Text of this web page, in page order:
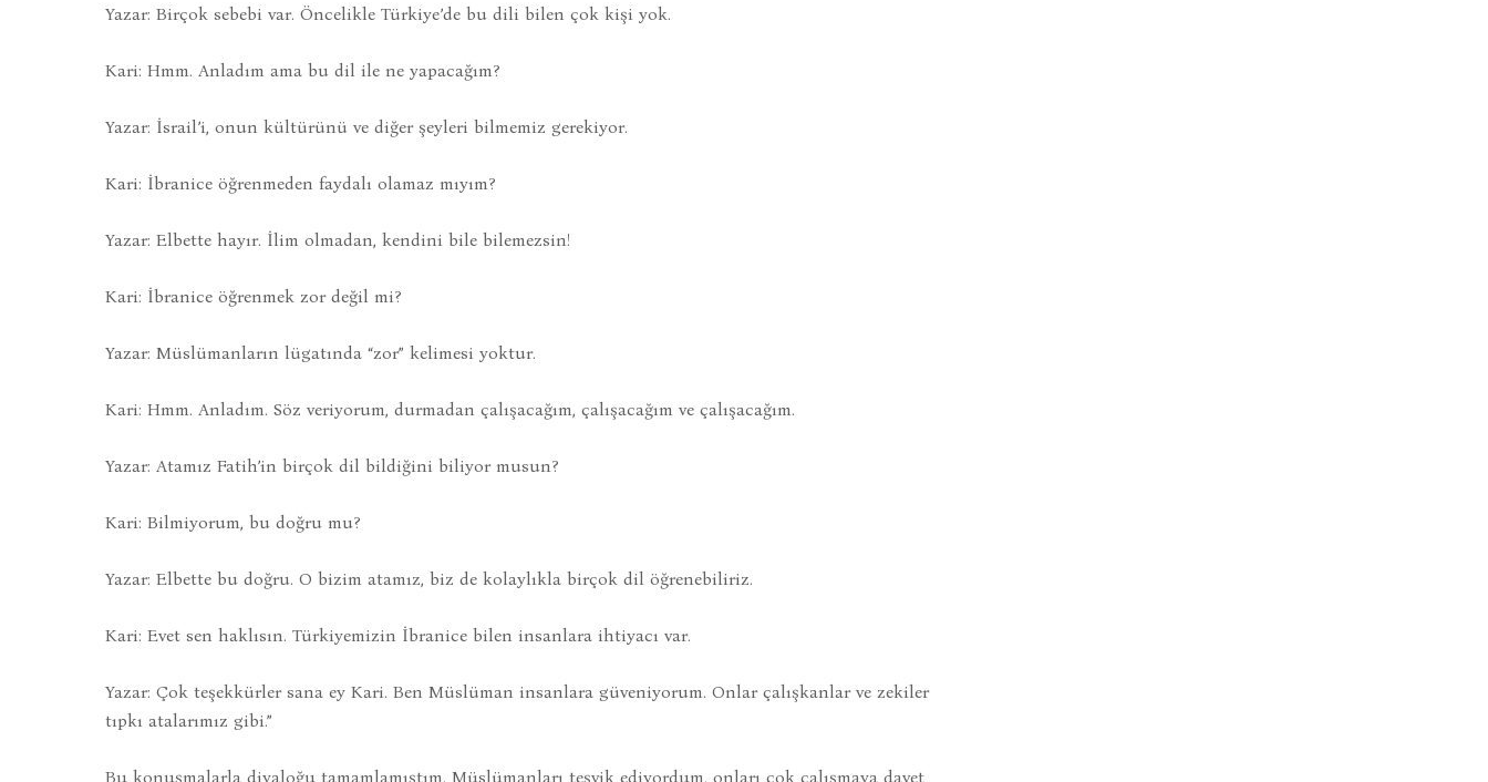
Yazar: Birçok sebebi var. Öncelikle Türkiye’de bu dili bilen çok kişi yok.
Kari: Hmm. Anladım ama bu dil ile ne yapacağım?
Yazar: İsrail’i, onun kültürünü ve diğer şeyleri bilmemiz gerekiyor.
Kari: İbranice öğrenmeden faydalı olamaz mıyım?
Yazar: Elbette hayır. İlim olmadan, kendini bile bilemezsin!
Kari: İbranice öğrenmek zor değil mi?
Yazar: Müslümanların lügatında “zor” kelimesi yoktur.
Kari: Hmm. Anladım. Söz veriyorum, durmadan çalışacağım, çalışacağım ve çalışacağım.
Yazar: Atamız Fatih’in birçok dil bildiğini biliyor musun?
Kari: Bilmiyorum, bu doğru mu?
Yazar: Elbette bu doğru. O bizim atamız, biz de kolaylıkla birçok dil öğrenebiliriz.
Kari: Evet sen haklısın. Türkiyemizin İbranice bilen insanlara ihtiyacı var.
Yazar: Çok teşekkürler sana ey Kari. Ben Müslüman insanlara güveniyorum. Onlar çalışkanlar ve zekiler
tıpkı atalarımız gibi.”
Bu konuşmalarla diyaloğu tamamlamıştım. Müslümanları teşvik ediyordum, onları çok çalışmaya davet